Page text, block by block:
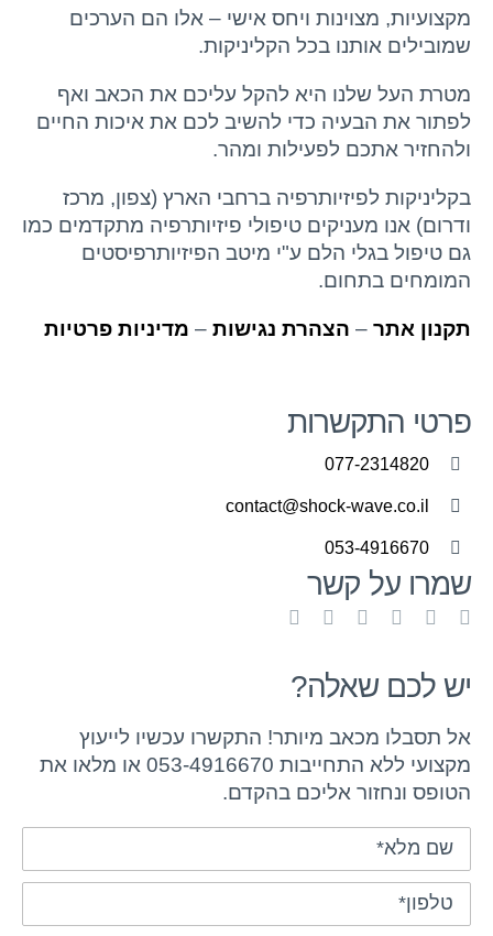
מקצועיות, מצוינות ויחס אישי – אלו הם הערכים
שמובילים אותנו בכל הקליניקות.
מטרת העל שלנו היא להקל עליכם את הכאב ואף
לפתור את הבעיה כדי להשיב לכם את איכות החיים
ולהחזיר אתכם לפעילות ומהר.
בקליניקות לפיזיותרפיה ברחבי הארץ (צפון, מרכז
ודרום) אנו מעניקים טיפולי פיזיותרפיה מתקדמים כמו
גם טיפול בגלי הלם ע"י מיטב הפיזיותרפיסטים
המומחים בתחום.
תקנון אתר– הצהרת נגישות– מדיניות פרטיות
פרטי התקשרות
077-2314820
contact@shock-wave.co.il
053-4916670
שמרו על קשר
יש לכם שאלה?
אל תסבלו מכאב מיותר! התקשרו עכשיו לייעוץ
מקצועי ללא התחייבות 053-4916670 או מלאו את
הטופס ונחזור אליכם בהקדם.